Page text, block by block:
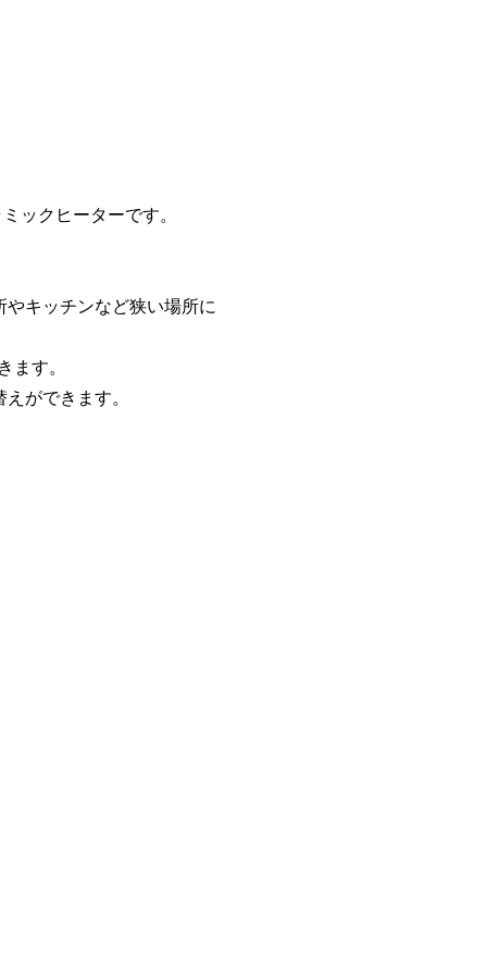
ックヒーターです。
キッチンなど狭い場所に
ます。
ができます。